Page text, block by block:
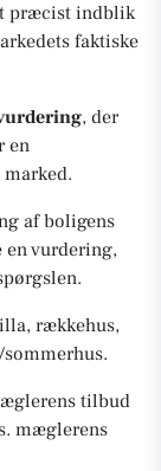
præcist indblik
faktiske
, der
en
af boligens
en vurdering,
rækkehus,
tilbud
mæglerens